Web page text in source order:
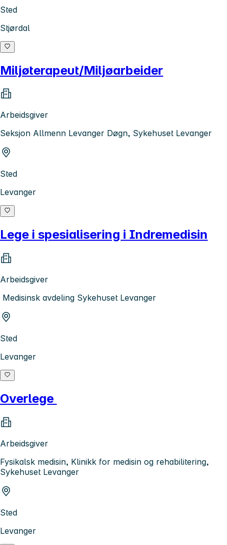
Sted
Stjørdal
Miljøterapeut/Miljøarbeider
Arbeidsgiver
Seksjon Allmenn Levanger Døgn, Sykehuset Levanger
Sted
Levanger
Lege i spesialisering i Indremedisin
Arbeidsgiver
Medisinsk avdeling Sykehuset Levanger
Sted
Levanger
Overlege
Arbeidsgiver
Fysikalsk medisin, Klinikk for medisin og rehabilitering,
Sykehuset Levanger
Sted
Levanger